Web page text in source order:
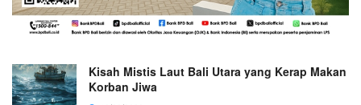
Kisah Mistis Laut Bali Utara yang Kerap Makan
Korban Jiwa